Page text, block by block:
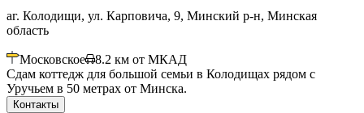
аг. Колодищи, ул. Карповича, 9, Минский р-н, Минская
область
Московское 8.2 км от МКАД
Сдам коттедж для большой семьи в Колодищах рядом с
Уручьем в 50 метрах от Минска.
Контакты